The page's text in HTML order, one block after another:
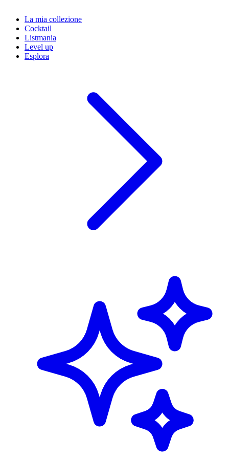
La mia collezione
Cocktail
Listmania
Level up
Esplora